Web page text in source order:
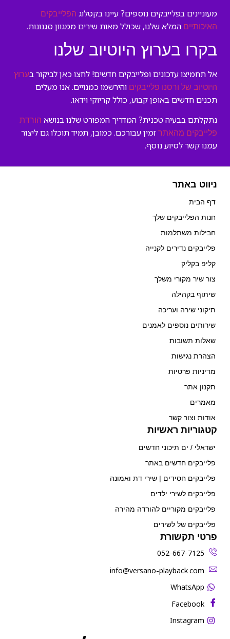
מעוניינים בפלייבקים נוספים? עיינו בקטלוג הפלייבקים
האיכותיים המלא שלנו, שכולל מאות שירים ממגוון סגנונות.
בקרו בערוץ היוטיוב שלנו
אל תחמיצו עדכונים ופלייבקים חדשים! לחצו כאן לביקור בערוץ
היוטיוב של ורסנו פלייבקים והירשמו כמנויים. אנו מעלים
תכנים חדשים באופן קבוע, כולל קריוקי וידאו.
נתקלתם בבעיה טכנית? המדריך המפורט שלנו בנושא הורדת
פלייבקים מהאתר זמין עבורכם. כמובן, תמיד תוכלו גם ליצור
עמנו קשר לסיוע נוסף.
ניווט באתר
דף הבית
חנות הפלייבקים שלך
חבילות משתלמות
פלייבקים נדירים לקנייה
קליפ בקליק
צור שיר מקורי משלך
שיתוף בקהילה
תיקוני שירה ועריכה
שירותים נוספים לאמנים
שאלות תשובות
הצהרת נגישות
מדיניות פרטיות
תקנון אתר
מאמרים
אודות וצור קשר
קטגוריות ראשיות
ישראלי / ים תיכוני חדשים
פלייבקים חדשים באתר
פלייבקים חסידים | שירי דת ואמונה
פלייבקים לשירי ילדים
פלייבקים מקוריים להורדה מהירה
פלייבקים של לשירים
פרטי תקשורת
052-667-7125
‫info@versano-playback.com‬
WhatsApp
Facebook
Instagram